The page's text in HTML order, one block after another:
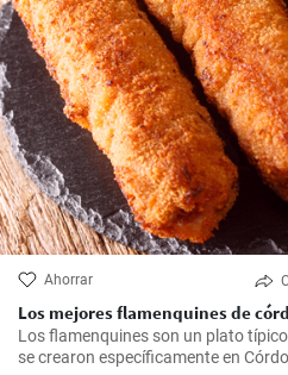
Ahorrar
Los mejores flamenquines de
Los flamenquines son un plato
se crearon específicamente en